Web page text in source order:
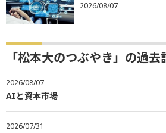
2026/08/07
「松本大のつぶやき」の過
2026/08/07
AIと資本市場
2026/07/31